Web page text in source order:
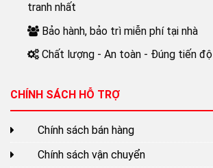
tranh nhất
Bảo hành, bảo trì miễn phí tại nhà
Chất lượng - An toàn - Đúng tiến độ
CHÍNH SÁCH HỖ TRỢ
Chính sách bán hàng
Chính sách vận chuyển